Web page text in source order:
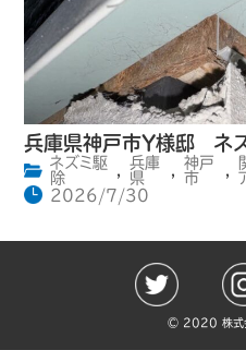
兵庫県神戸市Y様邸 ネ
ネズミ駆
除
,
兵庫
県
,
神戸
市
,
2026/7/30
©️ 2020 株式